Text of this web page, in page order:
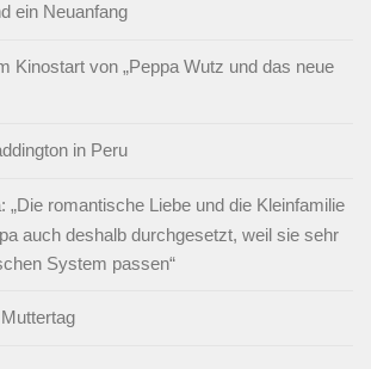
ein Neuanfang
Kinostart von „Peppa Wutz und das neue
in Peru
„Die romantische Liebe und die Kleinfamilie
auch deshalb durchgesetzt, weil sie sehr
System passen“